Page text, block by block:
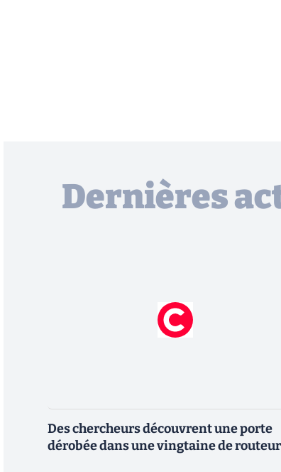
Dernières
Des chercheurs découvrent une porte
dérobée dans une vingtaine de